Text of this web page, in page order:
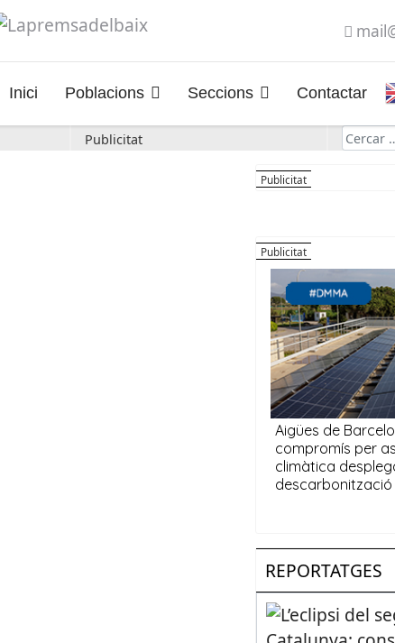
Inici Poblacions Seccions Contactar
Publicitat Cerca
REPORTATGES